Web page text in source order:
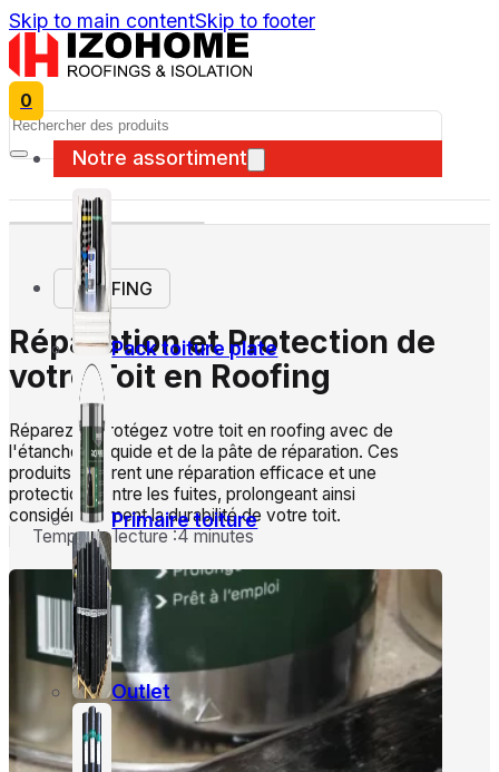
Skip to main contentSkip to footer
0
Notre assortiment
Pack toiture plate
Primaire toiture
Outlet
Search
ROOFING
Réparation et Protection de
votre Toit en Roofing
Réparez et protégez votre toit en roofing avec de
l'étanchéité liquide et de la pâte de réparation. Ces
produits assurent une réparation efficace et une
protection contre les fuites, prolongeant ainsi
considérablement la durabilité de votre toit.
Temps de lecture :4 minutes